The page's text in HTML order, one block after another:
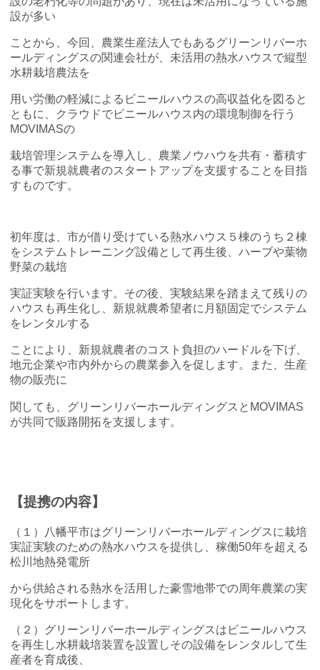
設が多い
ことから、今回、農業生産法人でもあるグリーンリバーホ
ールディングスの関連会社が、未活用の熱水ハウスで縦型
水耕栽培農法を
用い労働の軽減によるビニールハウスの高収益化を図ると
ともに、クラウドでビニールハウス内の環境制御を行う
MOVIMASの
栽培管理システムを導入し、農業ノウハウを共有・蓄積す
る事で新規就農者のスタートアップを支援することを目指
すものです。
初年度は、市が借り受けている熱水ハウス５棟のうち２棟
をシステムトレーニング設備として再生後、ハーブや葉物
野菜の栽培
実証実験を行います。その後、実験結果を踏まえて残りの
ハウスも再生化し、新規就農希望者に月額固定でシステム
をレンタルする
ことにより、新規就農者のコスト負担のハードルを下げ、
地元企業や市内外からの農業参入を促します。また、生産
物の販売に
関しても、グリーンリバーホールディングスとMOVIMAS
が共同で販路開拓を支援します。
【提携の内容】
（１）八幡平市はグリーンリバーホールディングスに栽培
実証実験のための熱水ハウスを提供し、稼働50年を超える
松川地熱発電所
から供給される熱水を活用した豪雪地帯での周年農業の実
現化をサポートします。
（２）グリーンリバーホールディングスはビニールハウス
を再生し水耕栽培装置を設置しその設備をレンタルして生
産者を育成後、